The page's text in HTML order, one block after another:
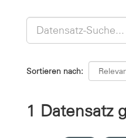
Sortieren nach
1 Datensatz